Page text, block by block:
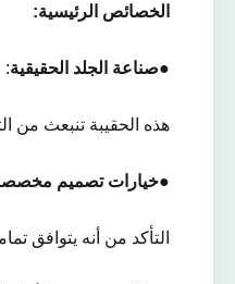
الخصائص الرئيسية:
●صناعة الجلد الحقيقية:
هذه الحقيبة تنبعث من
●خيارات تصميم
التأكد من أنه يتوافق